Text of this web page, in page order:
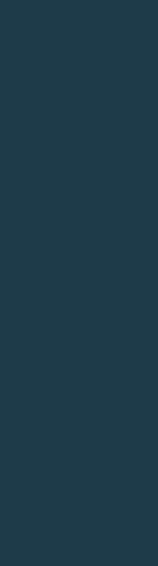
infinie de
la personne
Vous
vous
prendre ou
de vie que
interdit à
chemin -
pas
Ton
particulier,
tu es attiré
connexion.
défis.
défi de
parce
Edit : Pour
et il